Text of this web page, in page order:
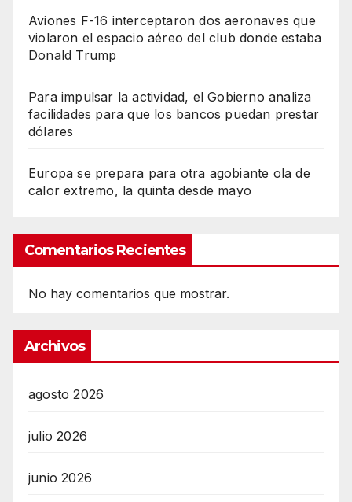
Aviones F-16 interceptaron dos aeronaves que
violaron el espacio aéreo del club donde estaba
Donald Trump
Para impulsar la actividad, el Gobierno analiza
facilidades para que los bancos puedan prestar
dólares
Europa se prepara para otra agobiante ola de
calor extremo, la quinta desde mayo
Comentarios Recientes
No hay comentarios que mostrar.
Archivos
agosto 2026
julio 2026
junio 2026